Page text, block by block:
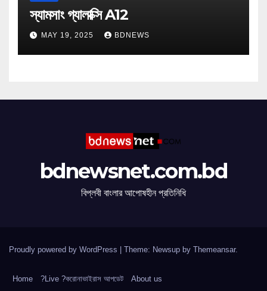
স্যামসাং গ্যালাক্সি A12
MAY 19, 2025 BDNEWS
bdnewsnet.com.bd
বিপ্লবী বাংলার আপোষহীন প্রতিনিধি
Proudly powered by WordPress Theme: Newsup by Themeansar.
Home ?Live ?করোনাভাইরাস আপডেট About us